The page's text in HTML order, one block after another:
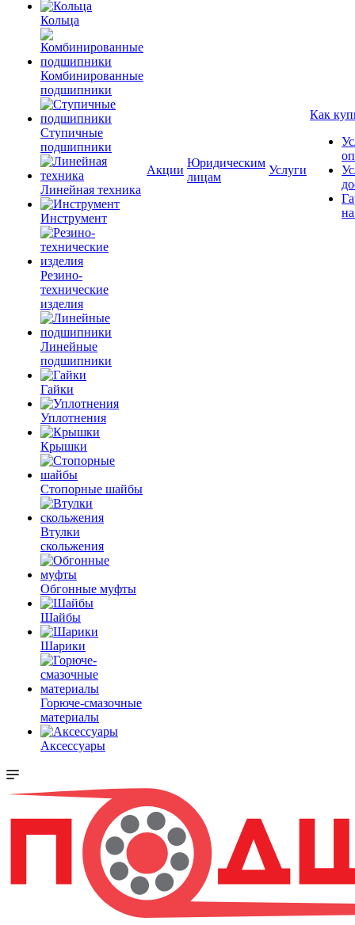
Кольца
Комбинированные
подшипники
Ступичные
подшипники
Линейная техника
Инструмент
Резино-
технические
изделия
Линейные
подшипники
Гайки
Уплотнения
Крышки
Стопорные шайбы
Втулки
скольжения
Обгонные муфты
Шайбы
Шарики
Горюче-смазочные
материалы
Аксессуары
Акции
Юридическим
лицам
Услуги
Как